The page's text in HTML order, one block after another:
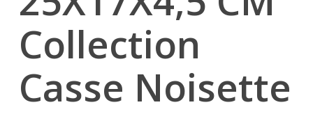
Collection
Casse Noisette